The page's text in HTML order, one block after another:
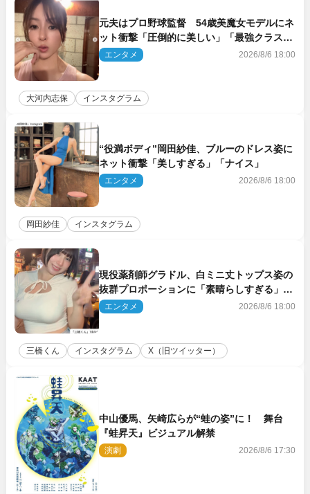
元夫はプロ野球監督 54歳美魔女モデルにネ
ット衝撃「圧倒的に美しい」「最強クラス」
「うっとり」
エンタメ 2026/8/6 18:00
大河内志保 インスタグラム
“役満ボディ”岡田紗佳、ブルーのドレス姿に
ネット衝撃「美しすぎる」「ナイス」
エンタメ 2026/8/6 18:00
岡田紗佳 インスタグラム
現役薬剤師グラドル、白ミニ丈トップス姿の
抜群プロポーションに「素晴らしすぎる」
「すっっっご！」とネット絶賛
エンタメ 2026/8/6 18:00
三橋くん インスタグラム X（旧ツイッター）
中山優馬、矢崎広らが“蛙の姿”に！ 舞台
『蛙昇天』ビジュアル解禁
演劇 2026/8/6 17:30